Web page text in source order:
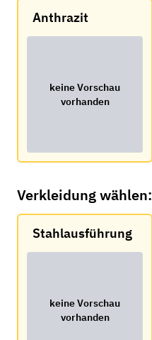
Anthrazit
keine Vorschau
vorhanden
Verkleidung wählen:
Stahlausführung
keine Vorschau
vorhanden